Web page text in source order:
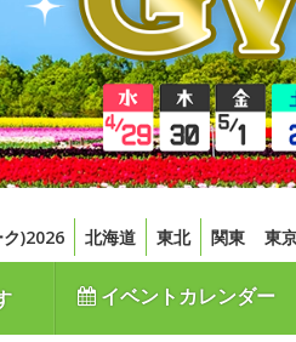
)2026 北海道 東北 関東 東
イベントカレンダー